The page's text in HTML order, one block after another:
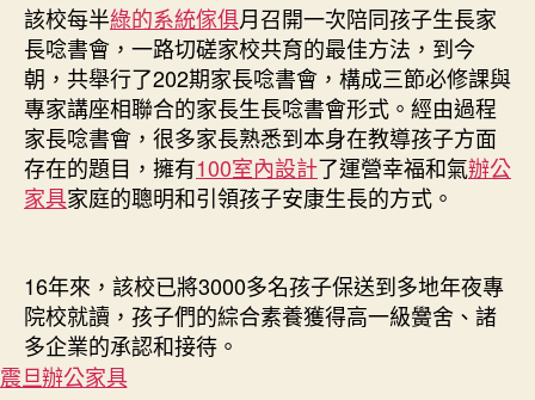
該校每半綠的系統傢俱月召開一次陪同孩子生長家
長唸書會，一路切磋家校共育的最佳方法，到今
朝，共舉行了202期家長唸書會，構成三節必修課與
專家講座相聯合的家長生長唸書會形式。經由過程
家長唸書會，很多家長熟悉到本身在教導孩子方面
存在的題目，擁有100室內設計了運營幸福和氣辦公
家具家庭的聰明和引領孩子安康生長的方式。
16年來，該校已將3000多名孩子保送到多地年夜專
院校就讀，孩子們的綜合素養獲得高一級黌舍、諸
多企業的承認和接待。
震旦辦公家具